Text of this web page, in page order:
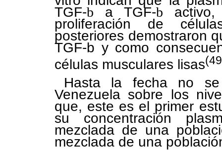
TGF-b a TGF-b
proliferación de
posteriores demostraron
TGF-b y como
células musculares lisas
Hasta la fecha no
Venezuela sobre los
que, este es el primer
su concentración
mezclada de una
mezclada de una